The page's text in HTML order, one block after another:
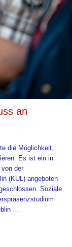
an
die Möglichkeit,
Es ist ein in
der
(KUL) angeboten
Soziale
…